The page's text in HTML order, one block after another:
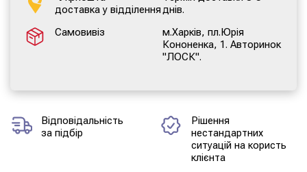
доставка у відділенняднів.
Самовивіз
м.Харків, пл.Юрія
Кононенка, 1. Авторинок
"ЛОСК".
Відповідальність
за підбір
Рішення
нестандартних
ситуацій на користь
клієнта